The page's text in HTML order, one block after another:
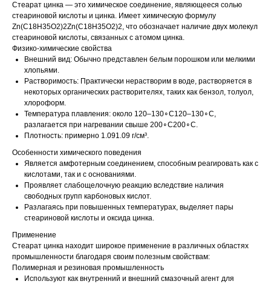
Стеарат цинка — это химическое соединение, являющееся солью
стеариновой кислоты и цинка. Имеет химическую формулу
Zn(C18H35O2)2Zn(C18​H35​O2​)2​, что обозначает наличие двух молекул
стеариновой кислоты, связанных с атомом цинка.
Физико-химические свойства
Внешний вид: Обычно представлен белым порошком или мелкими
хлопьями.
Растворимость: Практически нерастворим в воде, растворяется в
некоторых органических растворителях, таких как бензол, толуол,
хлороформ.
Температура плавления: около 120–130∘C120–130∘C,
разлагается при нагревании свыше 200∘C200∘C.
Плотность: примерно 1.091.09 г/см³.
Особенности химического поведения
Является амфотерным соединением, способным реагировать как с
кислотами, так и с основаниями.
Проявляет слабощелочную реакцию вследствие наличия
свободных групп карбоновых кислот.
Разлагаясь при повышенных температурах, выделяет пары
стеариновой кислоты и оксида цинка.
Применение
Стеарат цинка находит широкое применение в различных областях
промышленности благодаря своим полезным свойствам:
Полимерная и резиновая промышленность
Используют как внутренний и внешний смазочный агент для